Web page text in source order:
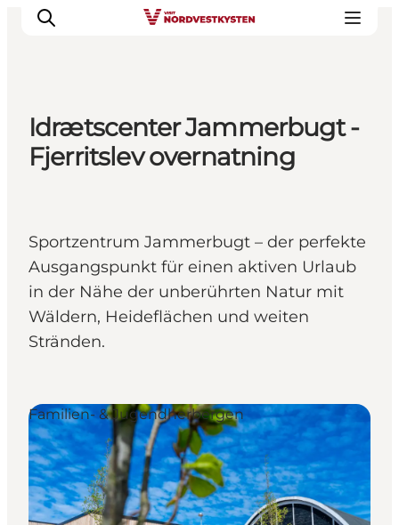
Urlaubsorte
Inspiration
Mach deine Urlaubsplanung
Idrætscenter Jammerbugt -
Fjerritslev overnatning
Sportzentrum Jammerbugt – der perfekte
Ausgangspunkt für einen aktiven Urlaub
in der Nähe der unberührten Natur mit
Wäldern, Heideflächen und weiten
Stränden.
Familien- & Jugendherbergen